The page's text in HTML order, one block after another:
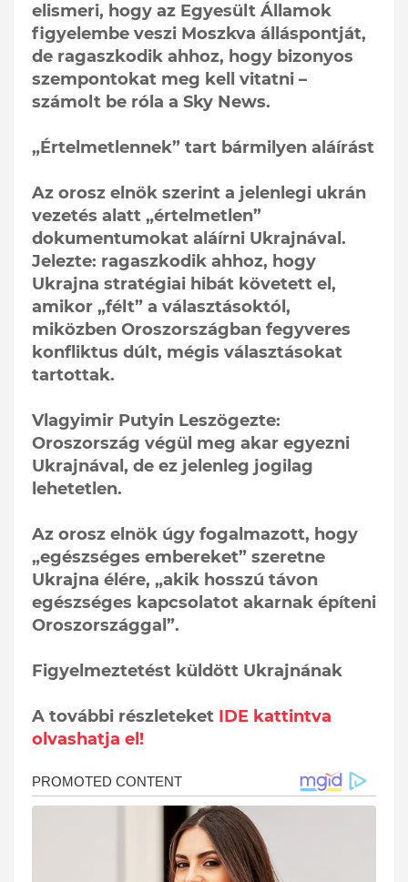
elismeri, hogy az Egyesült Államok
figyelembe veszi Moszkva álláspontját,
de ragaszkodik ahhoz, hogy bizonyos
szempontokat meg kell vitatni –
számolt be róla a Sky News.
„Értelmetlennek” tart bármilyen aláírást
Az orosz elnök szerint a jelenlegi ukrán
vezetés alatt „értelmetlen”
dokumentumokat aláírni Ukrajnával.
Jelezte: ragaszkodik ahhoz, hogy
Ukrajna stratégiai hibát követett el,
amikor „félt” a választásoktól,
miközben Oroszországban fegyveres
konfliktus dúlt, mégis választásokat
tartottak.
Vlagyimir Putyin Leszögezte:
Oroszország végül meg akar egyezni
Ukrajnával, de ez jelenleg jogilag
lehetetlen.
Az orosz elnök úgy fogalmazott, hogy
„egészséges embereket” szeretne
Ukrajna élére, „akik hosszú távon
egészséges kapcsolatot akarnak építeni
Oroszországgal”.
Figyelmeztetést küldött Ukrajnának
A további részleteket IDE kattintva
olvashatja el!